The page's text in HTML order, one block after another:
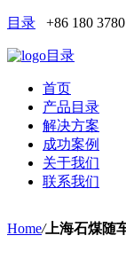
目录 +86 180 3780
目录
首页
产品目录
解决方案
成功案例
关于我们
联系我们
Home/上海石煤随